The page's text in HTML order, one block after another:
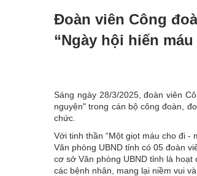
Đoàn viên Công
“Ngày hội hiến
Sáng ngày 28/3/2025, đoàn viên
nguyện" trong cán bộ công đoàn,
chức.
Với tinh thần “Một giọt máu cho đi
Văn phòng UBND tỉnh có 05 đoàn
cơ sở Văn phòng UBND tỉnh là
các bệnh nhân, mang lại niềm vui